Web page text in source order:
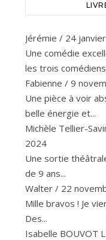
Jérémie / 24
Une comédie
les trois
Fabienne / 9
Une pièce à voir
belle énergie et...
Michèle Tellier-
2024
Une sortie
de 9 ans...
Walter / 22
Mille bravos ! Je
Des...
Isabelle BOUVOT